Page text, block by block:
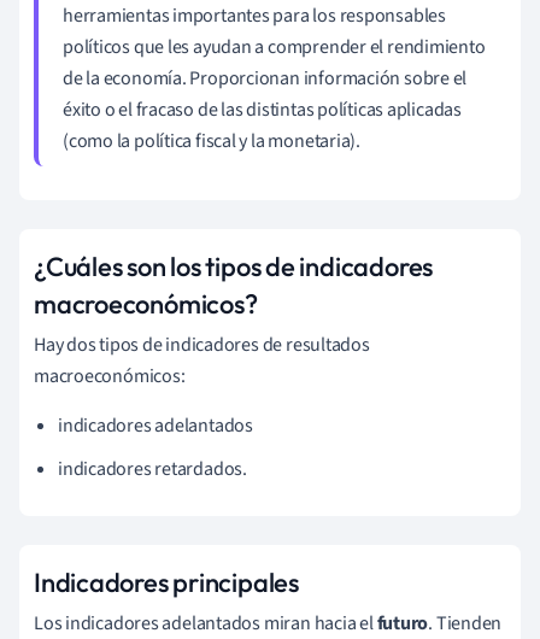
herramientas importantes para los responsables
políticos que les ayudan a comprender el rendimiento
de la economía. Proporcionan información sobre el
éxito o el fracaso de las distintas políticas aplicadas
(como la política fiscal y la monetaria).
¿Cuáles son los tipos de indicadores
macroeconómicos?
Hay dos tipos de indicadores de resultados
macroeconómicos:
indicadores adelantados
indicadores retardados.
Indicadores principales
Los indicadores adelantados miran hacia elfuturo. Tienden